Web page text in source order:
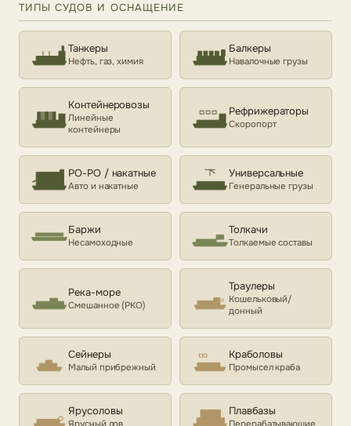
ТИПЫ СУДОВ И ОСНАЩЕНИЕ
Танкеры
Нефть, газ, химия
Балкеры
Навалочные грузы
Контейнеровозы
Линейные
контейнеры
Рефрижераторы
Скоропорт
РО-РО / накатные
Авто и накатные
Универсальные
Генеральные грузы
Баржи
Несамоходные
Толкачи
Толкаемые составы
Река-море
Смешанное (РКО)
Траулеры
Кошельковый/
донный
Сейнеры
Малый прибрежный
Краболовы
Промысел краба
Ярусоловы Плавбазы